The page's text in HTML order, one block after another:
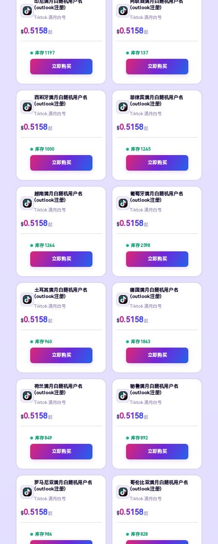
(outlook注册)
Tiktok 满月白号
$0.5158 起
库存 1197
立即购买
(outlook注册)
Tiktok 满月白号
$0.5158 起
库存 137
立即购买
西班牙满月白随机用户名
(outlook注册)
Tiktok 满月白号
$0.5158 起
库存 1000
立即购买
菲律宾满月白随机用户名
(outlook注册)
Tiktok 满月白号
$0.5158 起
库存 1245
立即购买
越南满月白随机用户名
(outlook注册)
Tiktok 满月白号
$0.5158 起
库存 1264
立即购买
葡萄牙满月白随机用户名
(outlook注册)
Tiktok 满月白号
$0.5158 起
库存 2598
立即购买
土耳其满月白随机用户名
(outlook注册)
Tiktok 满月白号
$0.5158 起
库存 960
立即购买
德国满月白随机用户名
(outlook注册)
Tiktok 满月白号
$0.5158 起
库存 1863
立即购买
荷兰满月白随机用户名
(outlook注册)
Tiktok 满月白号
$0.5158 起
库存 849
立即购买
秘鲁满月白随机用户名
(outlook注册)
Tiktok 满月白号
$0.5158 起
库存 892
立即购买
罗马尼亚满月白随机用户名
(outlook注册)
Tiktok 满月白号
$0.5158 起
库存 986
哥伦比亚满月白随机用户名
(outlook注册)
Tiktok 满月白号
$0.5158 起
库存 828